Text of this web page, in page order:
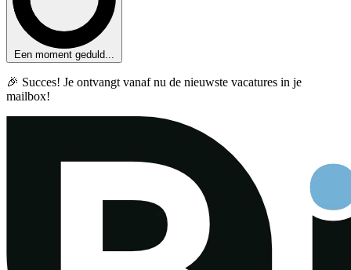
Een moment geduld...
🎉 Succes! Je ontvangt vanaf nu de nieuwste vacatures in je
mailbox!